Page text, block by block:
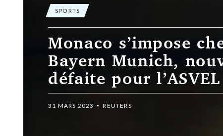
chez le
nouvelle